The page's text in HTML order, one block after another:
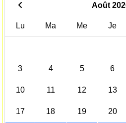
Août
Lu Ma Me Je
3 4 5 6
10 11 12 13
17 18 19 20